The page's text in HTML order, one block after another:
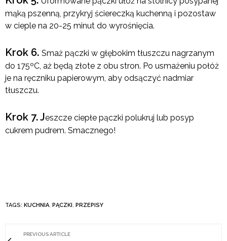
mąką pszenną, przykryj ściereczką kuchenną i pozostaw
w cieple na 20-25 minut do wyrośnięcia.
Krok 6. Smaż pączki w głębokim tłuszczu nagrzanym
do 175ºC, aż będą złote z obu stron. Po usmażeniu połóż
je na ręczniku papierowym, aby odsączyć nadmiar
tłuszczu.
Krok 7. Jeszcze ciepłe pączki polukruj lub posyp
cukrem pudrem. Smacznego!
TAGS: KUCHNIA, PĄCZKI, PRZEPISY
PREVIOUS ARTICLE